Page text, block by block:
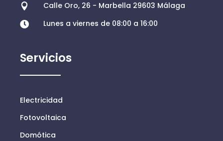
 Calle Oro, 26 - Marbella 29603 Málaga
 Lunes a viernes de 08:00 a 16:00
Servicios
Electricidad
Fotovoltaica
Domótica